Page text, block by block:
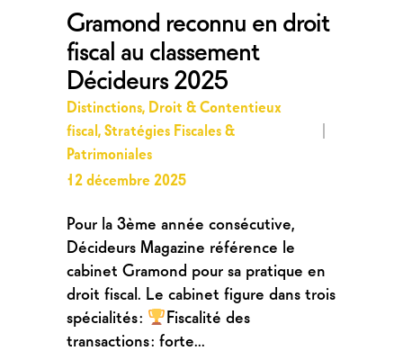
Gramond reconnu en droit
fiscal au classement
Décideurs 2025
Distinctions, Droit & Contentieux
fiscal,Stratégies Fiscales &
Patrimoniales
12 décembre 2025
Pour la 3ème année consécutive,
Décideurs Magazine référence le
cabinet Gramond pour sa pratique en
droit fiscal. Le cabinet figure dans trois
spécialités :
Fiscalité des
transactions : forte...